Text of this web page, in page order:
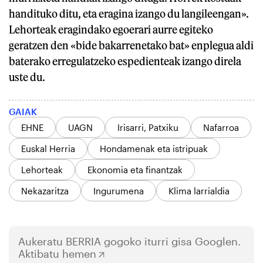
handituko ditu, eta eragina izango du langileengan».
Lehorteak eragindako egoerari aurre egiteko
geratzen den «bide bakarrenetako bat» enplegua aldi
baterako erregulatzeko espedienteak izango direla
uste du.
GAIAK
EHNE
UAGN Irisarri, Patxiku
Nafarroa
Euskal Herria
Hondamenak eta istripuak
Lehorteak
Ekonomia eta finantzak
Nekazaritza
Ingurumena Klima larrialdia
Aukeratu BERRIA gogoko iturri gisa Googlen.
Aktibatu hemen